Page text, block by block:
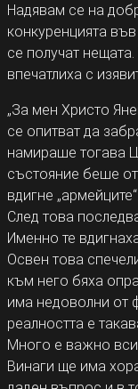
Надявам се на
конкуренцията
се получат
впечатлиха с
„За мен Христо
се опитват да
намираше тогава
състояние беше
вдигне
След това
Именно те
Освен това
към него бяха
има недоволни от
реалността е
Много е важно
Винаги ще има